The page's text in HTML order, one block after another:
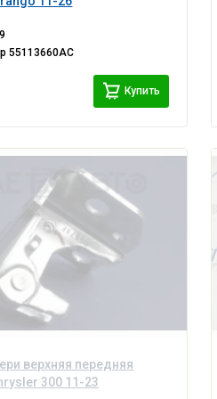
55113660AC
Купить
верхняя передняя
300 11-23